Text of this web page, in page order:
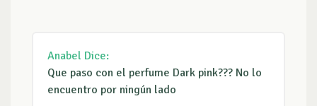
Anabel Dice:
Que paso con el perfume Dark pink??? No lo
encuentro por ningún lado